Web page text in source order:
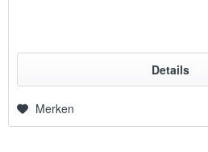
Details
Merken